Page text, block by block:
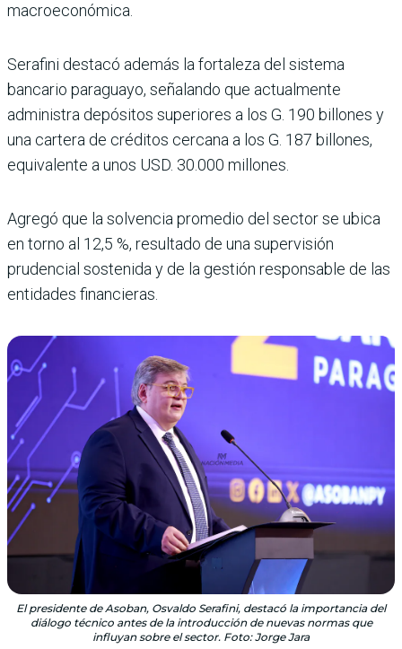
macroeconómica.
Serafini destacó además la fortaleza del sistema
bancario paraguayo, señalando que actualmente
administra depósitos superiores a los G. 190 billones y
una cartera de créditos cercana a los G. 187 billones,
equivalente a unos USD. 30.000 millones.
Agregó que la solvencia promedio del sector se ubica
en torno al 12,5 %, resultado de una supervisión
prudencial sostenida y de la gestión responsable de las
entidades financieras.
El presidente de Asoban, Osvaldo Serafini, destacó la importancia del
diálogo técnico antes de la introducción de nuevas normas que
influyan sobre el sector. Foto: Jorge Jara